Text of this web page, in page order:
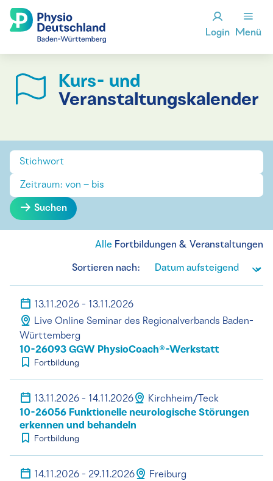
Login Menü
Kurs- und
Veranstaltungskalender
Suchen
Alle Fortbildungen & Veranstaltungen
Sortieren nach:
13.11.2026 - 13.11.2026
Live Online Seminar des Regionalverbands Baden-
Württemberg
10-26093 GGW PhysioCoach®-Werkstatt
Fortbildung
13.11.2026 - 14.11.2026 Kirchheim/Teck
10-26056 Funktionelle neurologische Störungen
erkennen und behandeln
Fortbildung
14.11.2026 - 29.11.2026 Freiburg